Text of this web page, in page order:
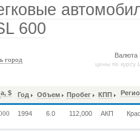
600
город
цены по
$ Год Объем Пробег КПП
1994 6.0 112,000 АКП